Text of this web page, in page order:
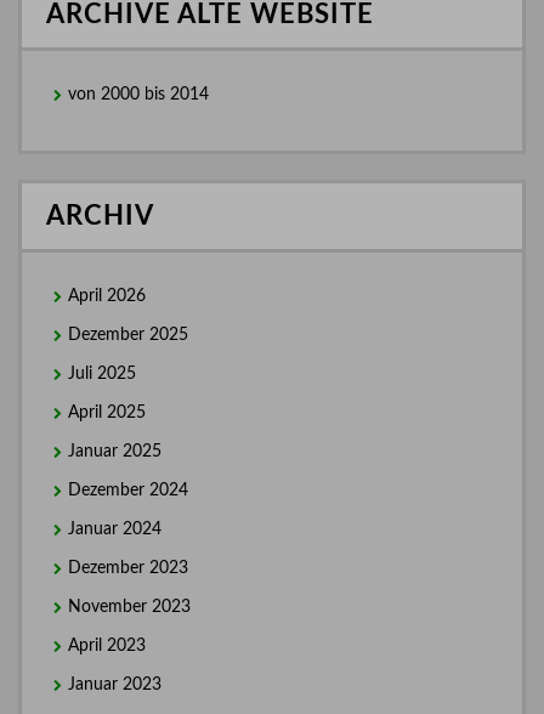
ARCHIVE ALTE WEBSITE
von 2000 bis 2014
ARCHIV
April 2026
Dezember 2025
Juli 2025
April 2025
Januar 2025
Dezember 2024
Januar 2024
Dezember 2023
November 2023
April 2023
Januar 2023